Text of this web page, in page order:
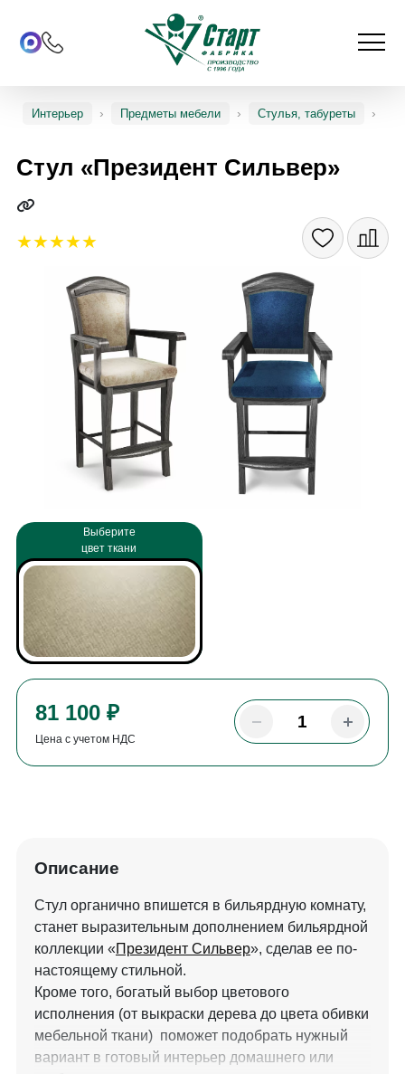
Интерьер Предметы мебели Стулья, табуреты
Стул «Президент Сильвер»
81 100 ₽
Цена с учетом НДС
Выберите
цвет ткани
Описание
Стул органично впишется в бильярдную комнату,
станет выразительным дополнением бильярдной
коллекции «Президент Сильвер», сделав ее по-
настоящему стильной.
Кроме того, богатый выбор цветового
исполнения (от выкраски дерева до цвета обивки
мебельной ткани) поможет подобрать нужный
вариант в готовый интерьер домашнего или